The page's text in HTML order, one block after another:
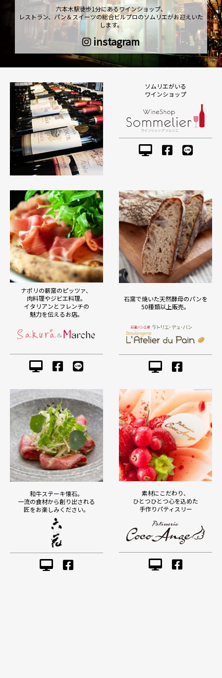
六本木駅徒歩1分にあるワインショップ、
レストラン、パン＆スイーツの総合ビルプロのソムリエがお迎えいた
します。
instagram
ソムリエがいる
ワインショップ
ナポリの薪窯のピッツァ、
肉料理やジビエ料理。
イタリアンとフレンチの
魅力を伝えるお店。
石窯で焼いた天然酵母のパンを
50種類以上販売。
和牛ステーキ懐石。
一流の食材から創り出される
匠をお楽しみください。
素材にこだわり、
ひとつひとつ心を込めた
手作りパティスリー